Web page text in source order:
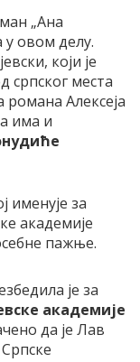
„Ана
овом делу.
који је
српског места
романа Алексеја
има и
именује за
академије
пажње.
је за
академије
да је Лав